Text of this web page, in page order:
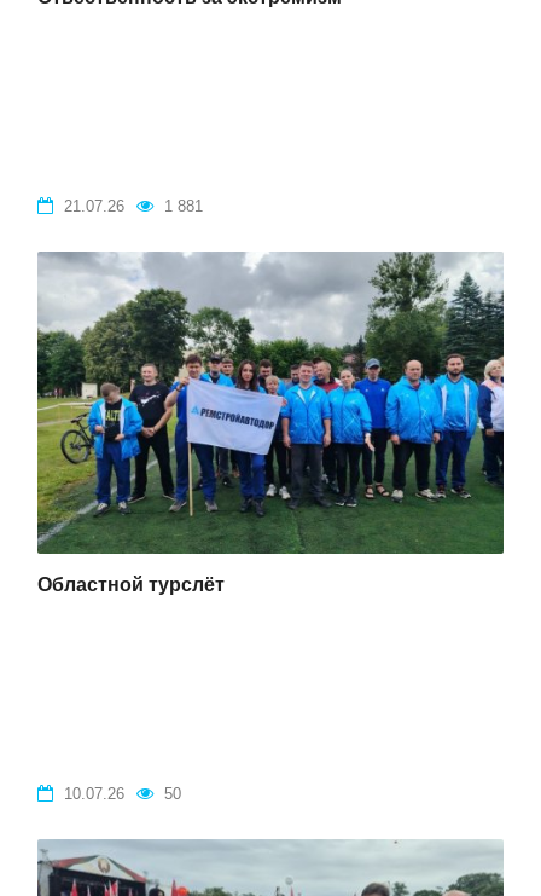
21.07.26 1 881
Областной турслёт
10.07.26 50